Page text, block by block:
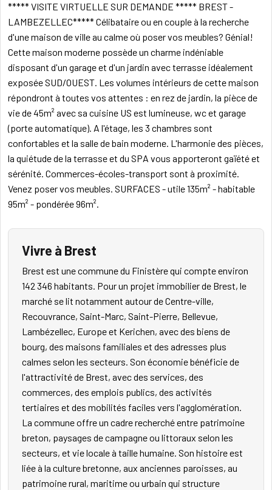
***** VISITE VIRTUELLE SUR DEMANDE ***** BREST -
LAMBEZELLEC***** Célibataire ou en couple à la recherche
d'une maison de ville au calme où poser vos meubles? Génial!
Cette maison moderne possède un charme indéniable
disposant d'un garage et d'un jardin avec terrasse idéalement
exposée SUD/OUEST. Les volumes intérieurs de cette maison
répondront à toutes vos attentes : en rez de jardin, la pièce de
vie de 45m² avec sa cuisine US est lumineuse, wc et garage
(porte automatique). A l'étage, les 3 chambres sont
confortables et la salle de bain moderne. L'harmonie des pièces,
la quiétude de la terrasse et du SPA vous apporteront gaïété et
sérénité. Commerces-écoles-transport sont à proximité.
Venez poser vos meubles. SURFACES - utile 135m² - habitable
95m² - pondérée 96m².
Vivre à Brest
Brest est une commune du Finistère qui compte environ
142 346 habitants. Pour un projet immobilier de Brest, le
marché se lit notamment autour de Centre-ville,
Recouvrance, Saint-Marc, Saint-Pierre, Bellevue,
Lambézellec, Europe et Kerichen, avec des biens de
bourg, des maisons familiales et des adresses plus
calmes selon les secteurs. Son économie bénéficie de
l'attractivité de Brest, avec des services, des
commerces, des emplois publics, des activités
tertiaires et des mobilités faciles vers l'agglomération.
La commune offre un cadre recherché entre patrimoine
breton, paysages de campagne ou littoraux selon les
secteurs, et vie locale à taille humaine. Son histoire est
liée à la culture bretonne, aux anciennes paroisses, au
patrimoine rural, maritime ou urbain qui structure